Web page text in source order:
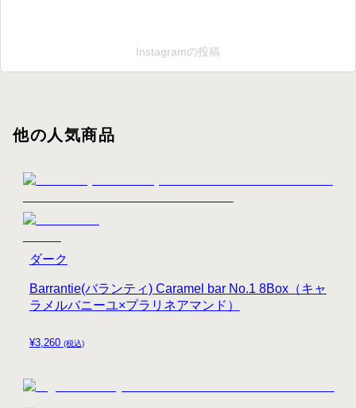
Instagramの投稿
他の人気商品
¥3,260 (税込)
Barrantie(バランティ) Caramel bar No.1 8Box（キャ
ラメルバニーユ×プラリネアマンド）
ダーク